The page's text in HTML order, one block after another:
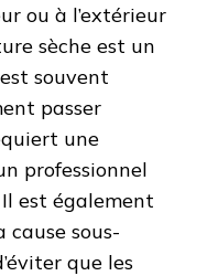
ou à l’extérieur
sèche est un
souvent
passer
une
professionnel
est également
sous-
que les